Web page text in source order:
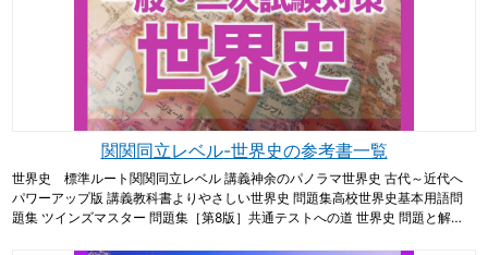
関関同立レベル-世界史の参考書一覧
世界史 標準ルート関関同立レベル 講義神余のパノラマ世界史 古代～近代へ
パワーアップ版 講義教科書よりやさしい世界史 問題集高校世界史基本用語問
題集 ツインズマスター 問題集［第8版］共通テストへの道 世界史 問題と解…